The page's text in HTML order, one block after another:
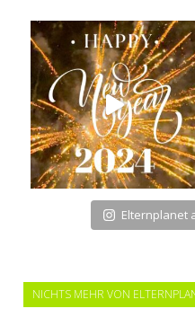
Elternplanet
NICHTS MEHR VON